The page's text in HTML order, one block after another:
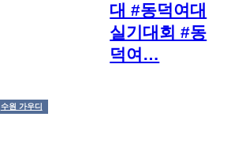
대 #동덕여대
실기대회 #동
덕여…
수원 가우디